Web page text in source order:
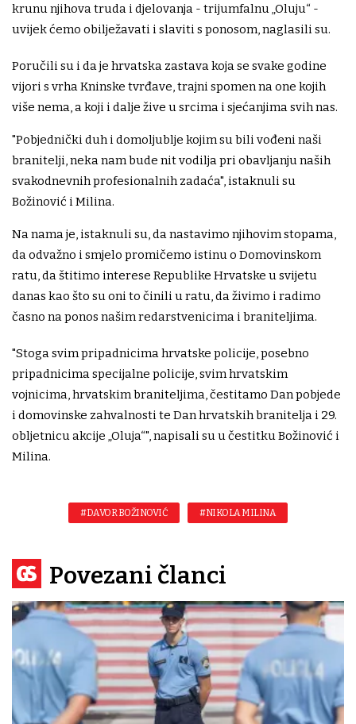
krunu njihova truda i djelovanja - trijumfalnu „Oluju“ -
uvijek ćemo obilježavati i slaviti s ponosom, naglasili su.
Poručili su i da je hrvatska zastava koja se svake godine
vijori s vrha Kninske tvrđave, trajni spomen na one kojih
više nema, a koji i dalje žive u srcima i sjećanjima svih nas.
"Pobjednički duh i domoljublje kojim su bili vođeni naši
branitelji, neka nam bude nit vodilja pri obavljanju naših
svakodnevnih profesionalnih zadaća", istaknuli su
Božinović i Milina.
Na nama je, istaknuli su, da nastavimo njihovim stopama,
da odvažno i smjelo promičemo istinu o Domovinskom
ratu, da štitimo interese Republike Hrvatske u svijetu
danas kao što su oni to činili u ratu, da živimo i radimo
časno na ponos našim redarstvenicima i braniteljima.
"Stoga svim pripadnicima hrvatske policije, posebno
pripadnicima specijalne policije, svim hrvatskim
vojnicima, hrvatskim braniteljima, čestitamo Dan pobjede
i domovinske zahvalnosti te Dan hrvatskih branitelja i 29.
obljetnicu akcije „Oluja“", napisali su u čestitku Božinović i
Milina.
#DAVOR BOŽINOVIĆ #NIKOLA MILINA
Povezani članci